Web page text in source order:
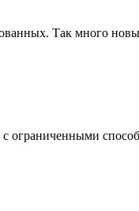
Так много
ограниченными